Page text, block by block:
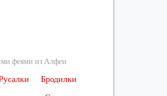
феями из Алфеи
Бродилки